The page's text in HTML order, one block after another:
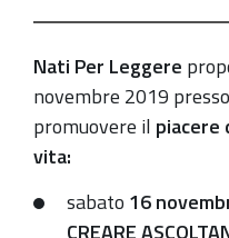
storie
e
lente
melodie
per
bambini
Nati Per Leggere
novembre 2019
promuovere il piacere
vita:
sabato 16
CREARE